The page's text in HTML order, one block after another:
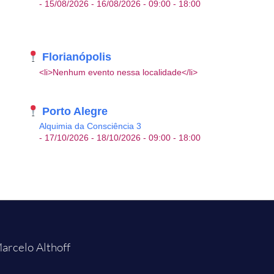
- 15/08/2026 - 16/08/2026 - 09:00 - 18:00
Florianópolis
<li>Nenhum evento nessa localidade</li>
Porto Alegre
Alquimia da Consciência 3
- 17/10/2026 - 18/10/2026 - 09:00 - 18:00
Althoff